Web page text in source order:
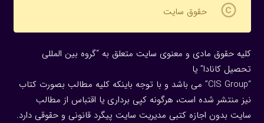
copyright حقوق سایت
کلیه حقوق مادی و معنوی سایت متعلق به “گروه بین المللی
تحصیل کانادا” یا
“CIS Group” می باشد و با توجه باینکه کلیه مطالب بصورت کتاب
نیز منتشر شده است، هرگونه كپی برداری یا اقتباس از مطالب
سایت بدون اجازه كتبی مدیریت سایت پیگرد قانونی و حقوقی دارد.